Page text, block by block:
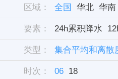
集合平均和离散度
区域： 全国 华北 华南
西北地区东部
华东
要素： 24h累积降水
3h累积降水 组
对流有效位能
类型： 集合平均和离散
时次： 06 18